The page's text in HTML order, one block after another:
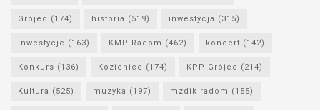
Grójec (174) historia (519) inwestycja (315)
inwestycje (163) KMP Radom (462) koncert (142)
Konkurs (136) Kozienice (174) KPP Grójec (214)
Kultura (525) muzyka (197) mzdik radom (155)